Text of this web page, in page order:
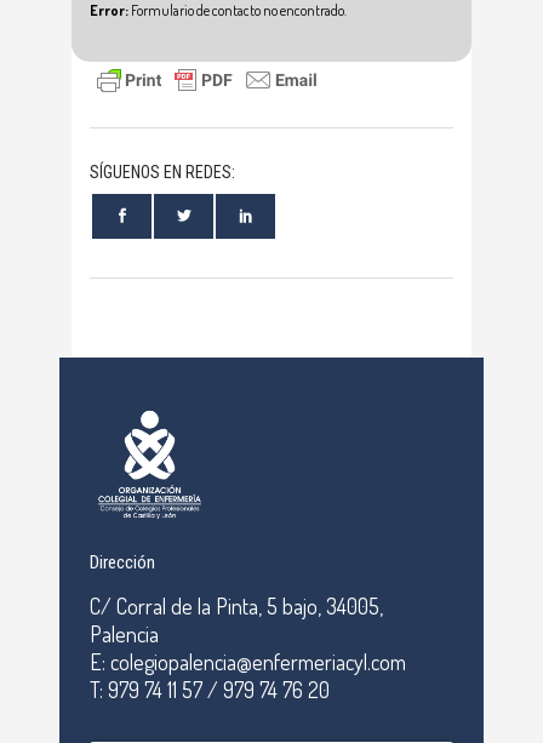
Error: Formulario de contacto no encontrado.
SÍGUENOS EN REDES:
Dirección
C/ Corral de la Pinta, 5 bajo, 34005,
Palencia
E: colegiopalencia@enfermeriacyl.com
T: 979 74 11 57 / 979 74 76 20